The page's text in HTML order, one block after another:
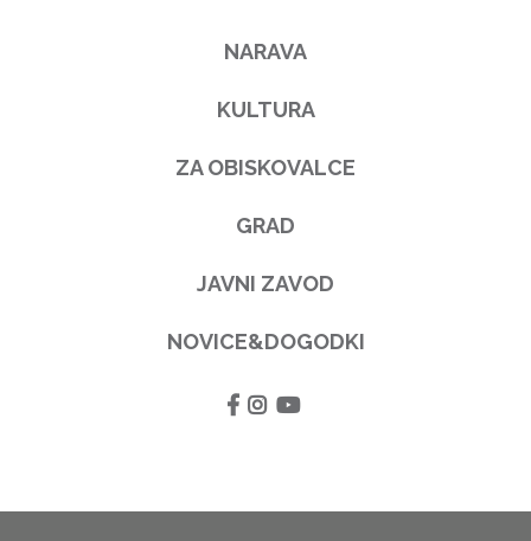
NARAVA
KULTURA
ZA OBISKOVALCE
GRAD
JAVNI ZAVOD
NOVICE&DOGODKI